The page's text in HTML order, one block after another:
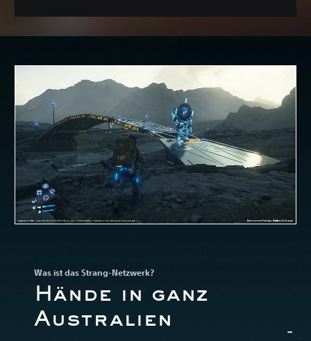
Was ist das Strang-Netzwerk?
Hände in ganz
Australien